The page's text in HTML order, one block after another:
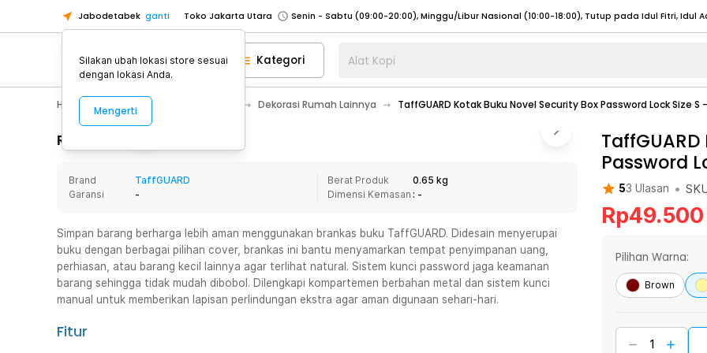
Jabodetabek ganti Toko Jakarta Utara
Toko Tangerang
Toko Cikupa
Pick n Go Jakarta Barat
Senin - Jumat (07:00 - 20:00), Sabtu - Minggu (08:00 - 20:00), Tutup pada Idul Fitri
Pick n Go Bekasi
Senin - Jumat (08:00 - 20:00), Sabtu - Minggu/ Libur Nasional (08:00 - 17:00) Selengkapnya
Senin - Jumat (08:00 - 20:00), Sabtu - Minggu/ Libur Nasional (08:00 - 17:00) Selengkapnya
Senin - Sabtu (09:00-20:00), Minggu/Libur Nasional (12:00-20:00), Tutup pada Idul Fitri
Toko Jakarta Barat
Senin - Sabtu (09:00-20:00), Minggu/Libur Nasional (12:00-20:00), Tutup pada Idul Fitri
Toko Tangerang
Toko Cikupa
Pick n Go Jakarta Barat
Senin - Jumat (07:00 - 20:00), Sabtu - Minggu (08:00 - 20:00), Tutup pada Idul Fitri
Pick n Go Bekasi
Senin - Jumat (08:00 - 20:00), Sabtu - Minggu/ Libur Nasional (08:00 - 17:00)
Selengkapnya
Kategori Alat Kopi
Home Appliance Dekorasi Rumah Lainnya TaffGUARD Kotak Buku Novel Security Box Password Lock Size S
Rincian Produk
Brand
TaffGUARD
Garansi
-
Berat Produk
0.65 kg
Dimensi Kemasan : -
Simpan barang berharga lebih aman menggunakan brankas buku TaffGUARD. Didesain menyerupai
buku dengan berbagai pilihan cover, brankas ini bantu menyamarkan tempat penyimpanan uang,
perhiasan, atau barang kecil lainnya agar terlihat natural. Sistem kunci password jaga keamanan
barang sehingga tidak mudah dibobol. Dilengkapi kompartemen berbahan metal dan sistem kunci
manual untuk memberikan lapisan perlindungan ekstra agar aman digunaan sehari-hari.
Fitur
Password
53 Ulasan •
Rp49.500
Pilihan Warna:
Brown
Silakan ubah lokasi store sesuai
dengan lokasi Anda.
Mengerti